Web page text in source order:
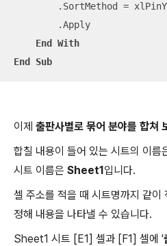
.SortMethod =
        .Apply
End
With
End
Sub
이제 출판사별로 묶어 분야를 합쳐
합칠 내용이 들어 있는 시트의 이름
시트 이름은 Sheet1입니다.
셀 주소를 적을 때 시트명까지 같이
정해 내용을 나타낼 수 있습니다.
Sheet1 시트 [E1] 셀과 [F1] 셀에 '